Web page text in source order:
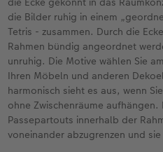
die Bilder ruhig in einem
Tetris - zusammen. Durch die
Rahmen bündig angeordnet
unruhig. Die Motive wählen Sie
Ihren Möbeln und anderen
harmonisch sieht es aus, wenn
ohne Zwischenräume aufhängen.
Passepartouts innerhalb der
voneinander abzugrenzen und